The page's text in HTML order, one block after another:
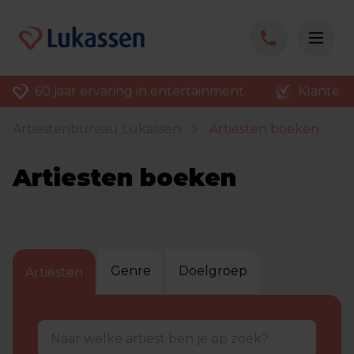
60 jaar ervaring in entertainment
Artiesten boeken
Artiesten boeken
Artiesten Genre Doelgroep